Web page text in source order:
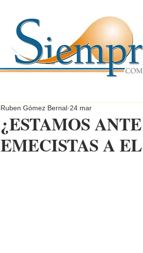
¿ESTAMOS
EMECISTAS A
Ruben Gómez Bernal 24 mar